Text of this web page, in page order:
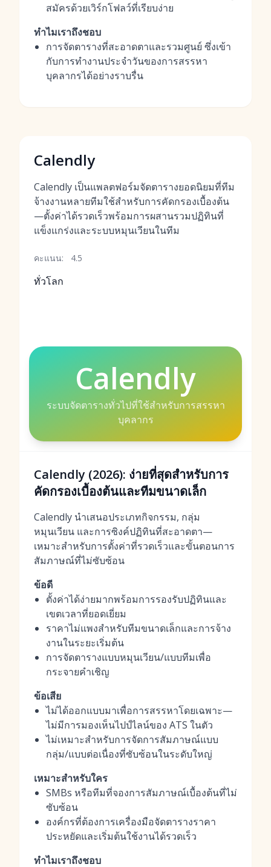
สมัครด้วยเวิร์กโฟลว์ที่เรียบง่าย
ทำไมเราถึงชอบ
การจัดตารางที่สะอาดตาและรวมศูนย์ ซึ่งเข้า
กับการทำงานประจำวันของการสรรหา
บุคลากรได้อย่างราบรื่น
Calendly
Calendly เป็นแพลตฟอร์มจัดตารางยอดนิยมที่ทีม
จ้างงานหลายทีมใช้สำหรับการคัดกรองเบื้องต้น
—ตั้งค่าได้รวดเร็วพร้อมการผสานรวมปฏิทินที่
แข็งแกร่งและระบบหมุนเวียนในทีม
คะแนน: 4.5
ทั่วโลก
Calendly
ระบบจัดตารางทั่วไปที่ใช้สำหรับการสรรหา
บุคลากร
Calendly (2026): ง่ายที่สุดสำหรับการ
คัดกรองเบื้องต้นและทีมขนาดเล็ก
Calendly นำเสนอประเภทกิจกรรม, กลุ่ม
หมุนเวียน และการซิงค์ปฏิทินที่สะอาดตา—
เหมาะสำหรับการตั้งค่าที่รวดเร็วและขั้นตอนการ
สัมภาษณ์ที่ไม่ซับซ้อน
ข้อดี
ตั้งค่าได้ง่ายมากพร้อมการรองรับปฏิทินและ
เขตเวลาที่ยอดเยี่ยม
ราคาไม่แพงสำหรับทีมขนาดเล็กและการจ้าง
งานในระยะเริ่มต้น
การจัดตารางแบบหมุนเวียน/แบบทีมเพื่อ
กระจายคำเชิญ
ข้อเสีย
ไม่ได้ออกแบบมาเพื่อการสรรหาโดยเฉพาะ—
ไม่มีการมองเห็นไปป์ไลน์ของ ATS ในตัว
ไม่เหมาะสำหรับการจัดการสัมภาษณ์แบบ
กลุ่ม/แบบต่อเนื่องที่ซับซ้อนในระดับใหญ่
เหมาะสำหรับใคร
SMBs หรือทีมที่จองการสัมภาษณ์เบื้องต้นที่ไม่
ซับซ้อน
องค์กรที่ต้องการเครื่องมือจัดตารางราคา
ประหยัดและเริ่มต้นใช้งานได้รวดเร็ว
ทำไมเราถึงชอบ